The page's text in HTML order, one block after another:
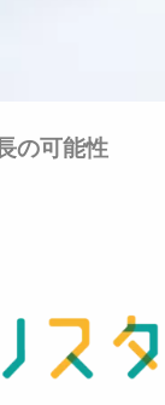
の可能性